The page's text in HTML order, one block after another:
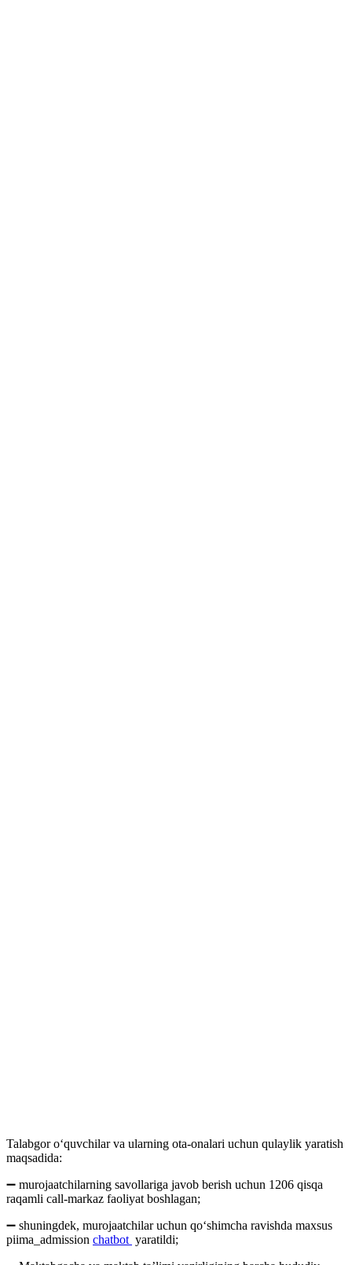
Talabgor o‘quvchilar va ularning ota-onalari uchun qulaylik yaratish
maqsadida:
➖ murojaatchilarning savollariga javob berish uchun 1206 qisqa
raqamli call-markaz faoliyat boshlagan;
➖ shuningdek, murojaatchilar uchun qoʻshimcha ravishda maxsus
piima_admission chatbot yaratildi;